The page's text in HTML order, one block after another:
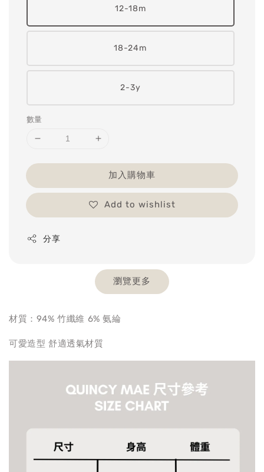
12-18m
18-24m
2-3y
數量
加入購物車
Add to wishlist
分享
瀏覽更多
材質：94% 竹纖維 6% 氨綸
可愛造型 舒適透氣材質